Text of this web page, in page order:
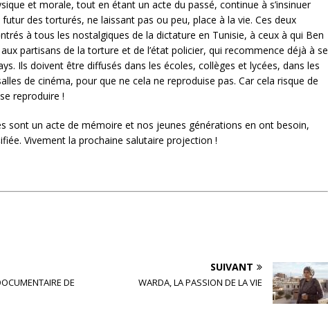
et morale, tout en étant un acte du passé, continue à s’insinuer
des torturés, ne laissant pas ou peu, place à la vie. Ces deux
à tous les nostalgiques de la dictature en Tunisie, à ceux à qui Ben
partisans de la torture et de l’état policier, qui recommence déjà à se
Ils doivent être diffusés dans les écoles, collèges et lycées, dans les
de cinéma, pour que ne cela ne reproduise pas. Car cela risque de
reproduire !
sont un acte de mémoire et nos jeunes générations en ont besoin,
Vivement la prochaine salutaire projection !
DE
SUIVANT
WARDA, LA PASSION DE LA VIE